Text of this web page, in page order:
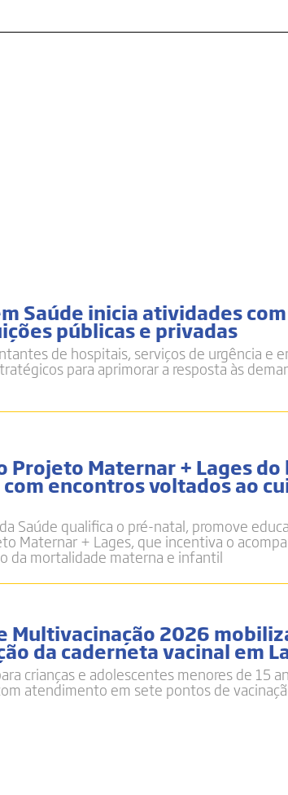
Saúde inicia atividades com
públicas e privadas
de hospitais, serviços de urgência e
para aprimorar a resposta às
Projeto Maternar + Lages
encontros voltados ao
Saúde qualifica o pré-natal, promove
Maternar + Lages, que incentiva o
da mortalidade materna e infantil
Multivacinação 2026
da caderneta vacinal em
crianças e adolescentes menores de 15
atendimento em sete pontos de